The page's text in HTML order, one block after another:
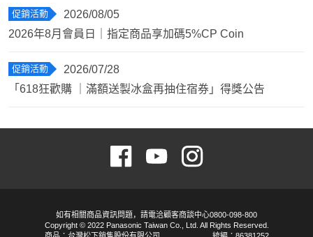
促銷活動
2026/08/05
2026年8月會員日｜指定商品享加碼5%CP Coin
促銷活動
2026/07/28
「618狂歡購 ｜滿額送製冰盒再抽住宿券」得獎公告
如有相關商品資訊問題，請電洽顧客商談中心0800-098-800
Copyright © 2022 Panasonic Taiwan Co., Ltd. All Rights Reserved.